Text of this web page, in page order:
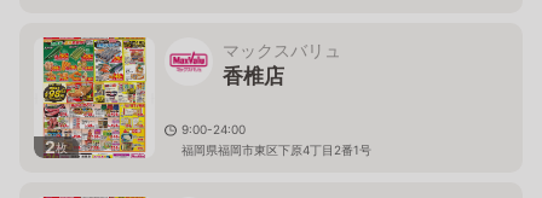
2枚
マックスバリュ
香椎店
9:00-24:00
福岡県福岡市東区下原4丁目2番1号